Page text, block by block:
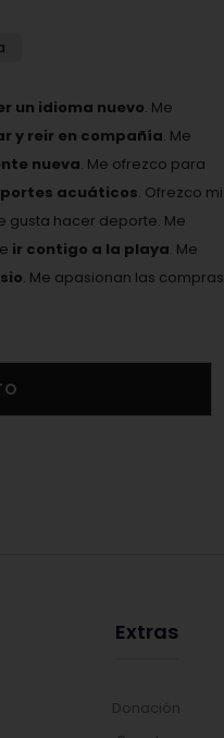
un idioma nuevo. Me
y reir en compañía. Me
nueva. Me ofrezco para
acuáticos. Ofrezco mi
gusta hacer deporte. Me
ir contigo a la playa. Me
. Me apasionan las compras
Extras
Donación